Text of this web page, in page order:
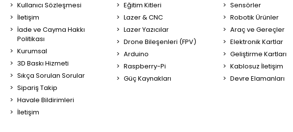
Kullanıcı Sözleşmesi
İletişim
İade ve Cayma Hakkı
Politikası
Kurumsal
3D Baskı Hizmeti
Sıkça Sorulan Sorular
Sipariş Takip
Havale Bildirimleri
İletişim
Eğitim Kitleri
Lazer & CNC
Lazer Yazıcılar
Drone Bileşenleri (FPV)
Arduino
Raspberry-Pi
Güç Kaynakları
Sensörler
Robotik Ürünler
Araç ve Gereçler
Elektronik Kartlar
Geliştirme Kartları
Kablosuz İletişim
Devre Elamanları